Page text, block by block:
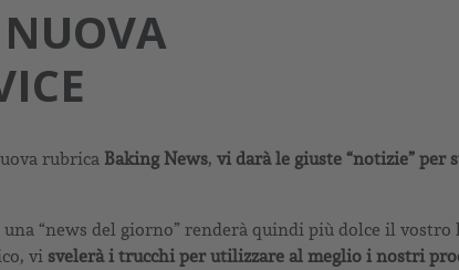
rubrica Baking News, vi darà le giuste “notizie” per
una “news del giorno” renderà quindi più dolce il vostro
vi svelerà i trucchi per utilizzare al meglio i nostri